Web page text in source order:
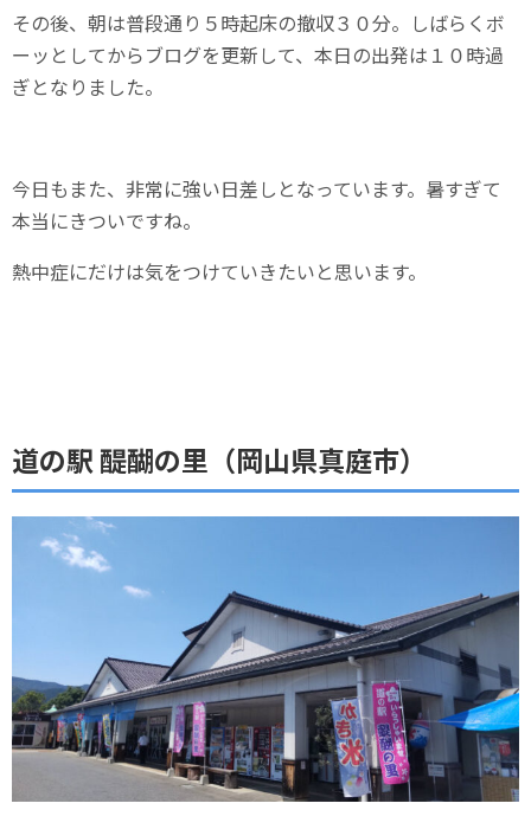
その後、朝は普段通り５時起床の撤収３０分。しばらくボ
ーッとしてからブログを更新して、本日の出発は１０時過
ぎとなりました。
今日もまた、非常に強い日差しとなっています。暑すぎて
本当にきついですね。
熱中症にだけは気をつけていきたいと思います。
道の駅 醍醐の里（岡山県真庭市）